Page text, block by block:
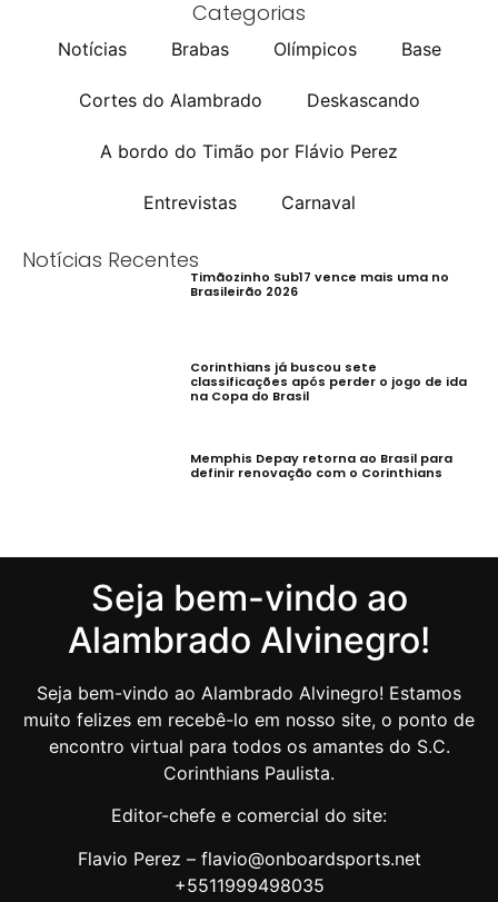
Categorias
Notícias Brabas Olímpicos Base
Cortes do Alambrado Deskascando
A bordo do Timão por Flávio Perez
Entrevistas Carnaval
Notícias Recentes
Timãozinho Sub17 vence mais uma no
Brasileirão 2026
Corinthians já buscou sete
classificações após perder o jogo de ida
na Copa do Brasil
Memphis Depay retorna ao Brasil para
definir renovação com o Corinthians
Seja bem-vindo ao
Alambrado Alvinegro!
Seja bem-vindo ao Alambrado Alvinegro! Estamos
muito felizes em recebê-lo em nosso site, o ponto de
encontro virtual para todos os amantes do S.C.
Corinthians Paulista.
Editor-chefe e comercial do site:
Flavio Perez – flavio@onboardsports.net
+5511999498035